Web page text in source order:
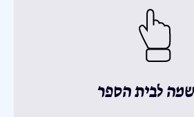
לבית הספר